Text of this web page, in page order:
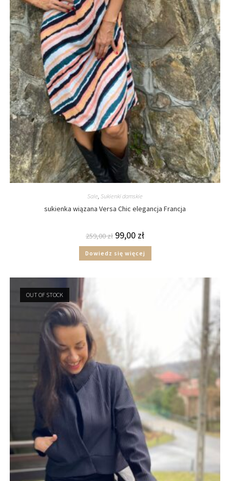
Sale, Sukienki damskie
sukienka wiązana Versa Chic elegancja Francja
259,00zł 99,00 zł
Dowiedz się więcej
OUT OF STOCK